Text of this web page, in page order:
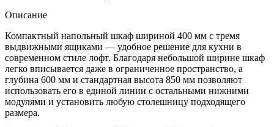
Описание
Компактный напольный шкаф шириной 400 мм с тремя
выдвижными ящиками — удобное решение для кухни в
современном стиле лофт. Благодаря небольшой ширине шкаф
легко вписывается даже в ограниченное пространство, а
глубина 600 мм и стандартная высота 850 мм позволяют
использовать его в единой линии с остальными нижними
модулями и установить любую столешницу подходящего
размера.